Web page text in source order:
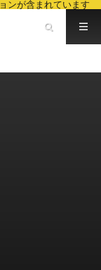
ンが含まれています